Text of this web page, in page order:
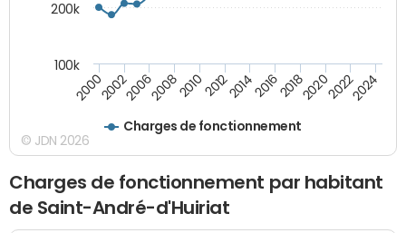
Charges de fonctionnement
200020022006200820102012201420162018202020222024
100k
200k
© JDN 2026
Charges de fonctionnement par habitant
de Saint-André-d'Huiriat